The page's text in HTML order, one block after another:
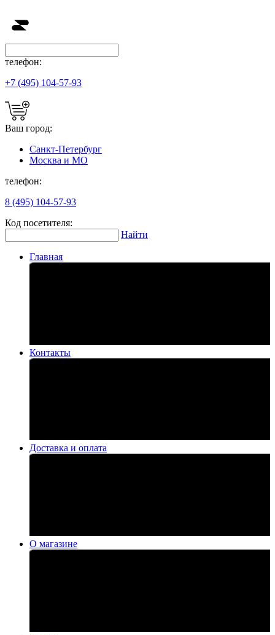
телефон:
+7 (495) 104-57-93
Ваш город:
Санкт-Петербург
Москва и МО
телефон:
8 (495) 104-57-93
Код посетителя:
Найти
Главная
Контакты
Доставка и оплата
О магазине